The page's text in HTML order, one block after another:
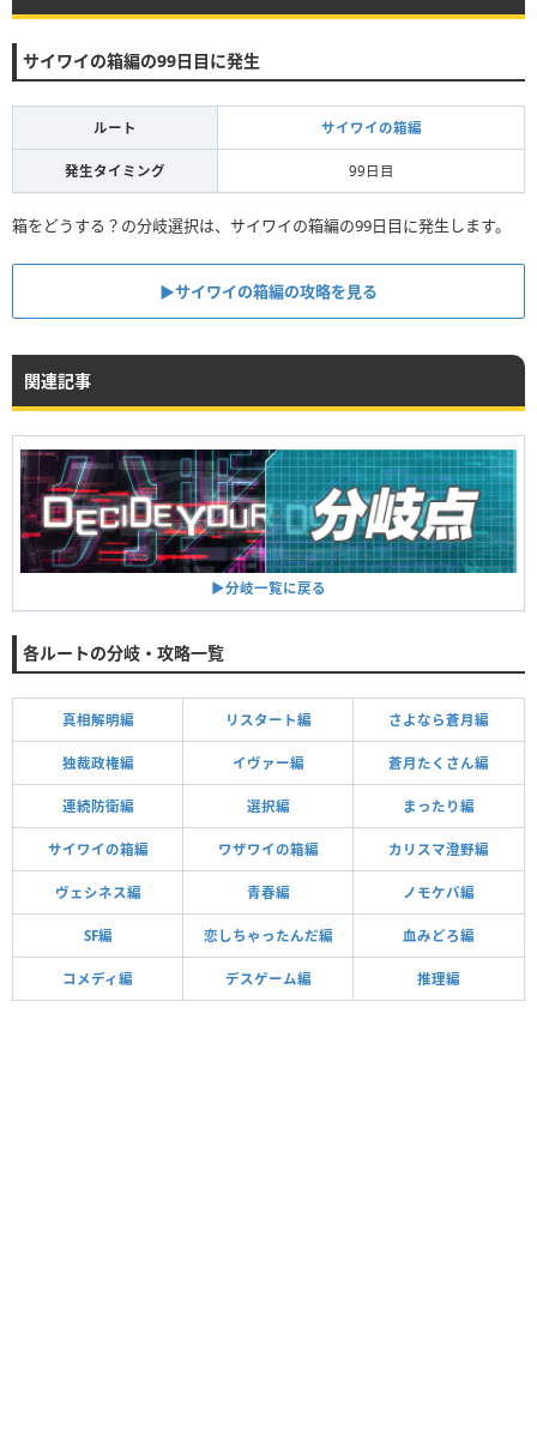
サイワイの箱編の99日目に発生
ルート サイワイの箱編
発生タイミング 99日目
箱をどうする？の分岐選択は、サイワイの箱編の99日目に発生します。
▶︎サイワイの箱編の攻略を見る
関連記事
▶︎分岐一覧に戻る
各ルートの分岐・攻略一覧
真相解明編 リスタート編 さよなら蒼月編
独裁政権編 イヴァー編 蒼月たくさん編
連続防衛編 選択編 まったり編
サイワイの箱編 ワザワイの箱編 カリスマ澄野編
ヴェシネス編 青春編 ノモケバ編
SF編 恋しちゃったんだ編 血みどろ編
コメディ編 デスゲーム編 推理編